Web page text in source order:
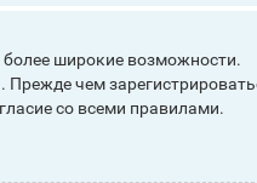
широкие возможности.
чем
со всеми правилами.